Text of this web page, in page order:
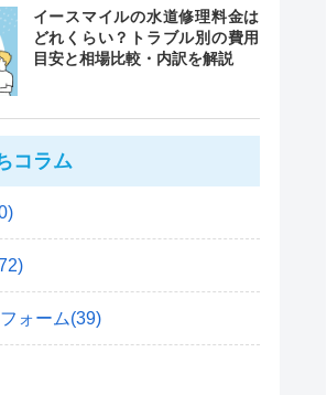
イースマイルの水道修理料金は
どれくらい？トラブル別の費用
目安と相場比較・内訳を解説
コラム
ォーム(39)